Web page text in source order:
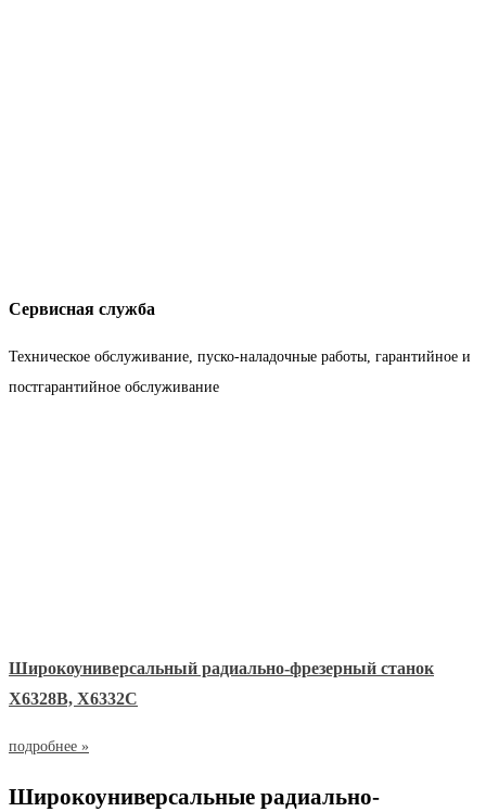
Сервисная служба
Техническое обслуживание, пуско-наладочные работы, гарантийное и
постгарантийное обслуживание
Широкоуниверсальный радиально-фрезерный станок
Х6328В, Х6332С
подробнее »
Широкоуниверсальные радиально-